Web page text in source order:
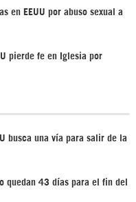
en EEUU por abuso sexual a
pierde fe en Iglesia por
busca una vía para salir de la
quedan 43 días para el fin del